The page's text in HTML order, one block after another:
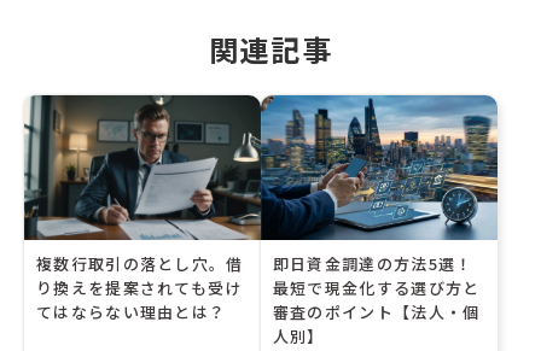
関連記事
複数行取引の落とし穴。借
り換えを提案されても受け
てはならない理由とは？
即日資金調達の方法5選！
最短で現金化する選び方と
審査のポイント【法人・個
人別】